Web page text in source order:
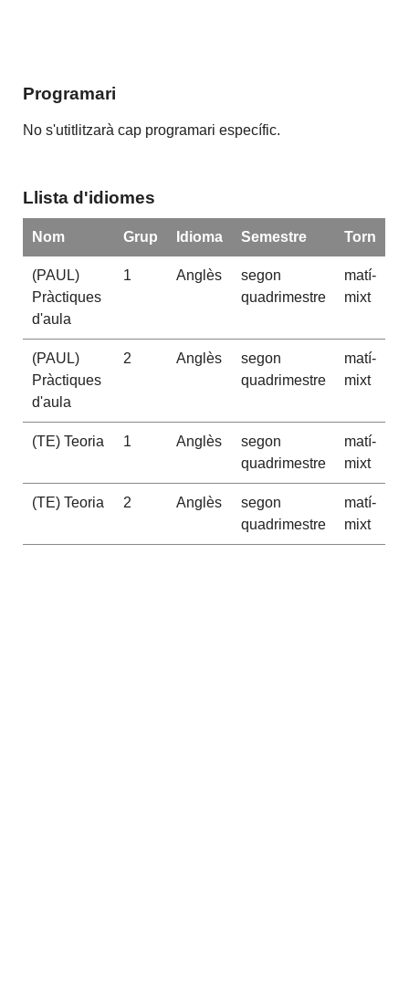
Programari
No s'utitlitzarà cap programari específic.
Llista d'idiomes
Nom Grup Idioma Semestre Torn
(PAUL)
Pràctiques
d'aula
1 Anglès
segon
quadrimestre
matí-
mixt
(PAUL)
Pràctiques
d'aula
2 Anglès
segon
quadrimestre
matí-
mixt
(TE) Teoria 1 Anglès
segon
quadrimestre
matí-
mixt
(TE) Teoria 2 Anglès
segon
quadrimestre
matí-
mixt